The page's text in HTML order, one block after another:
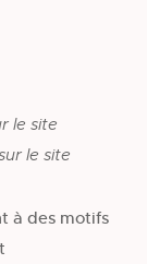
le site
le site
à des motifs